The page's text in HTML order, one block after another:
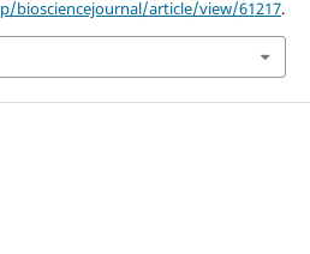
biosciencejournal/article/view/61217.